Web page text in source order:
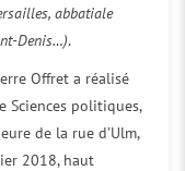
abbatiale
Denis…).
Offret a réalisé
Sciences politiques,
de la rue d’Ulm,
2018, haut